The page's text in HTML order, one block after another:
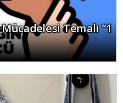
Temalı “1